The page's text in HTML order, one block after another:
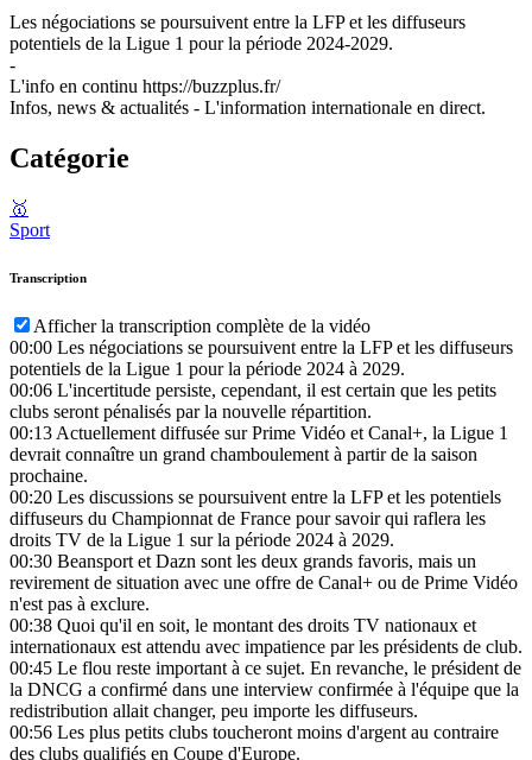
Les négociations se poursuivent entre la LFP et les diffuseurs
potentiels de la Ligue 1 pour la période 2024-2029.
-
L'info en continu https://buzzplus.fr/
Infos, news & actualités - L'information internationale en direct.
Catégorie
🥇
Sport
Transcription
Afficher la transcription complète de la vidéo
00:00 Les négociations se poursuivent entre la LFP et les diffuseurs
potentiels de la Ligue 1 pour la période 2024 à 2029.
00:06 L'incertitude persiste, cependant, il est certain que les petits
clubs seront pénalisés par la nouvelle répartition.
00:13Actuellement diffusée sur Prime Vidéo et Canal+, la Ligue 1
devrait connaître un grand chamboulement à partir de la saison
prochaine.
00:20 Les discussions se poursuivent entre la LFP et les potentiels
diffuseurs du Championnat de France pour savoir qui raflera les
droits TV de la Ligue 1 sur la période 2024 à 2029.
00:30 Beansport et Dazn sont les deux grands favoris, mais un
revirement de situation avec une offre de Canal+ ou de Prime Vidéo
n'est pas à exclure.
00:38 Quoi qu'il en soit, le montant des droits TV nationaux et
internationaux est attendu avec impatience par les présidents de club.
00:45 Le flou reste important à ce sujet. En revanche, le président de
la DNCG a confirmé dans une interview confirmée à l'équipe que la
redistribution allait changer, peu importe les diffuseurs.
00:56 Les plus petits clubs toucheront moins d'argent au contraire
des clubs qualifiés en Coupe d'Europe.